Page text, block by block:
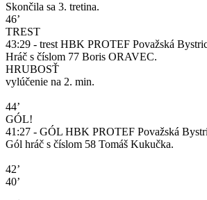
Skončila sa 3. tretina.
46’
TREST
43:29 - trest HBK PROTEF Považská
Hráč s číslom 77 Boris ORAVEC.
HRUBOSŤ
vylúčenie na 2. min.
44’
GÓL!
41:27 - GÓL HBK PROTEF Považská
Gól hráč s číslom 58 Tomáš Kukučka.
42’
40’